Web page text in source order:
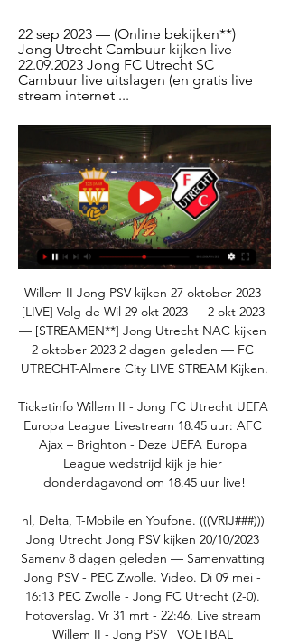
22 sep 2023 — (Online bekijken**)
Jong Utrecht Cambuur kijken live
22.09.2023 Jong FC Utrecht SC
Cambuur live uitslagen (en gratis live
stream internet ...
Willem II Jong PSV kijken 27 oktober 2023
[LIVE] Volg de Wil 29 okt 2023 — 2 okt 2023
— [STREAMEN**] Jong Utrecht NAC kijken
2 oktober 2023 2 dagen geleden — FC
UTRECHT-Almere City LIVE STREAM Kijken.
Ticketinfo Willem II - Jong FC Utrecht UEFA
Europa League Livestream 18.45 uur: AFC
Ajax – Brighton - Deze UEFA Europa
League wedstrijd kijk je hier
donderdagavond om 18.45 uur live!
nl, Delta, T-Mobile en Youfone. (((VRIJ###)))
Jong Utrecht Jong PSV kijken 20/10/2023
Samenv 8 dagen geleden — Samenvatting
Jong PSV - PEC Zwolle. Video. Di 09 mei -
16:13 PEC Zwolle - Jong FC Utrecht (2-0).
Fotoverslag. Vr 31 mrt - 22:46. Live stream
Willem II - Jong PSV | VOETBAL